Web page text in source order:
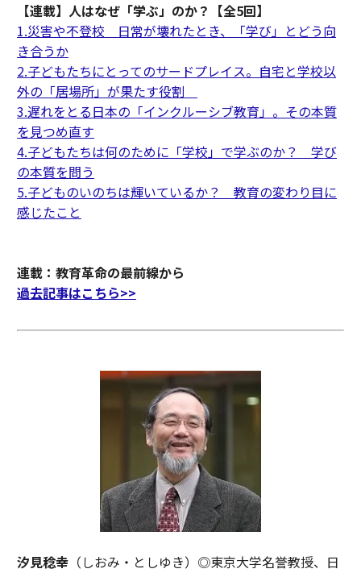
【連載】人はなぜ「学ぶ」のか？【全5回】
1.災害や不登校 日常が壊れたとき、「学び」とどう向
き合うか
2.子どもたちにとってのサードプレイス。自宅と学校以
外の「居場所」が果たす役割
3.遅れをとる日本の「インクルーシブ教育」。その本質
を見つめ直す
4.子どもたちは何のために「学校」で学ぶのか？ 学び
の本質を問う
5.子どものいのちは輝いているか？ 教育の変わり目に
感じたこと
連載：教育革命の最前線から
過去記事はこちら>>
汐見稔幸（しおみ・としゆき）◎東京大学名誉教授、日